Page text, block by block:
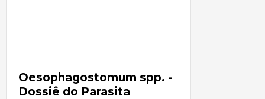
Oesophagostomum spp. -
Dossiê do Parasita